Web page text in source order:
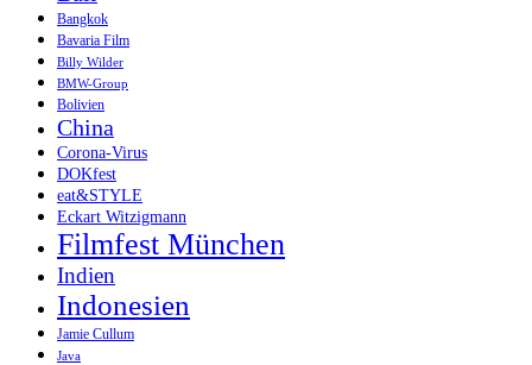
Bangkok
Bavaria Film
Billy Wilder
BMW-Group
Bolivien
China
Corona-Virus
DOKfest
eat&STYLE
Eckart Witzigmann
Filmfest München
Indien
Indonesien
Jamie Cullum
Java